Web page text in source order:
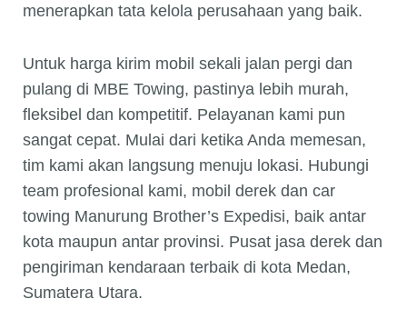
menerapkan tata kelola perusahaan yang baik.
Untuk harga kirim mobil sekali jalan pergi dan
pulang di MBE Towing, pastinya lebih murah,
fleksibel dan kompetitif. Pelayanan kami pun
sangat cepat. Mulai dari ketika Anda memesan,
tim kami akan langsung menuju lokasi. Hubungi
team profesional kami, mobil derek dan car
towing Manurung Brother’s Expedisi, baik antar
kota maupun antar provinsi. Pusat jasa derek dan
pengiriman kendaraan terbaik di kota Medan,
Sumatera Utara.